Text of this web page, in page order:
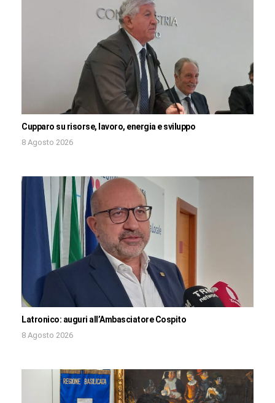
Cupparo su risorse, lavoro, energia e sviluppo
8 Agosto 2026
Latronico: auguri all’Ambasciatore Cospito
8 Agosto 2026